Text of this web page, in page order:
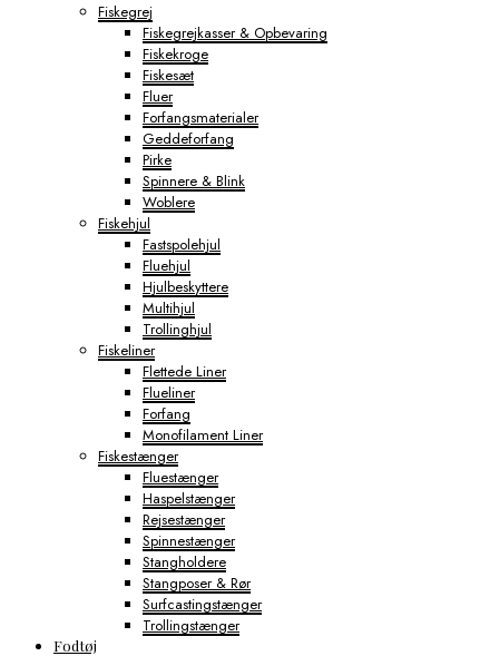
Fiskegrej
Fiskegrejkasser & Opbevaring
Fiskekroge
Fiskesæt
Fluer
Forfangsmaterialer
Geddeforfang
Pirke
Spinnere & Blink
Woblere
Fiskehjul
Fastspolehjul
Fluehjul
Hjulbeskyttere
Multihjul
Trollinghjul
Fiskeliner
Flettede Liner
Flueliner
Forfang
Monofilament Liner
Fiskestænger
Fluestænger
Haspelstænger
Rejsestænger
Spinnestænger
Stangholdere
Stangposer & Rør
Surfcastingstænger
Trollingstænger
Fodtøj